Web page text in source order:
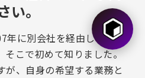
い。
年に別会社を経由して一緒
そこで初めて知りました。
が、自身の希望する業務と